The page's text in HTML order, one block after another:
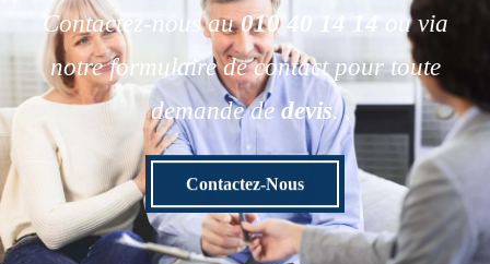
Contactez-nous au010 40 14 14
ou via
notre formulaire de contact pour toute
demande de devis.
Contactez-Nous